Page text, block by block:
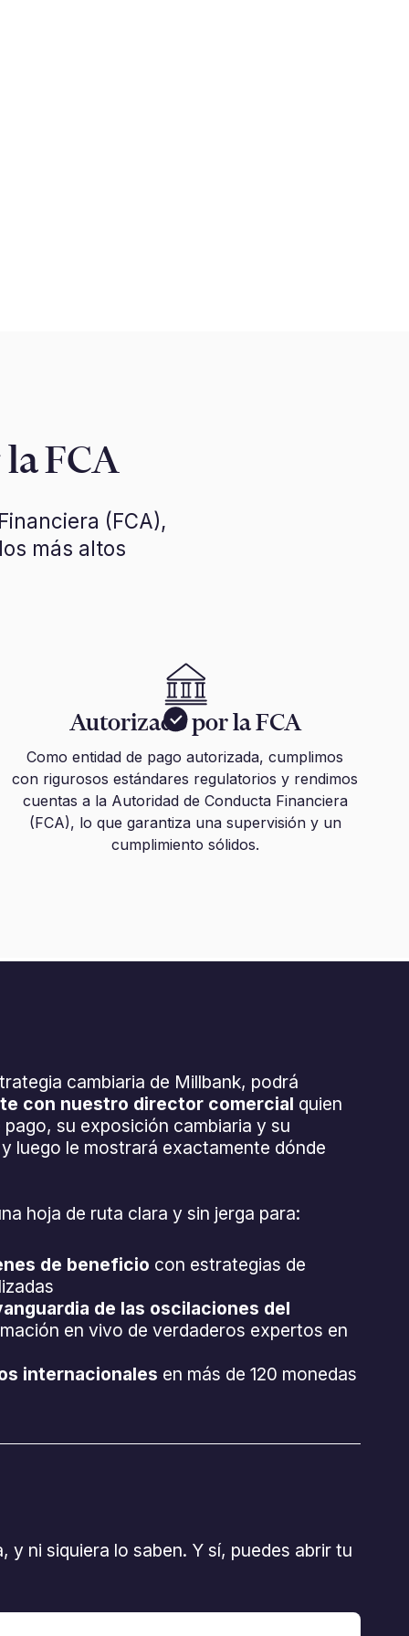
FCA
(FCA),
más altos
Autorizado por la FCA
Como entidad de pago autorizada, cumplimos
con rigurosos estándares regulatorios y rendimos
cuentas a la Autoridad de Conducta Financiera
(FCA), lo que garantiza una supervisión y un
cumplimiento sólidos.
cambiaria de Millbank, podrá
con nuestro director comercial quien
su exposición cambiaria y su
luego le mostrará exactamente dónde
hoja de ruta clara y sin jerga para:
de beneficio con estrategias de
de las oscilaciones del
en vivo de verdaderos expertos en
internacionales en más de 120 monedas
ni siquiera lo saben. Y sí, puedes abrir tu